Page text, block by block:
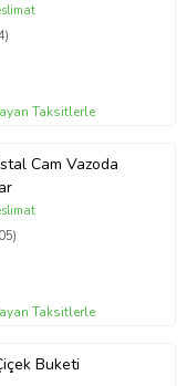
Taksitlerle
Cam Vazoda
Taksitlerle
Buketi